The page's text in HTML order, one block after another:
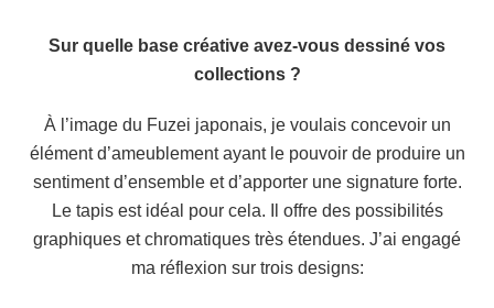
Sur quelle base créative avez-vous dessiné vos
collections ?
À l’image du Fuzei japonais, je voulais concevoir un
élément d’ameublement ayant le pouvoir de produire un
sentiment d’ensemble et d’apporter une signature forte.
Le tapis est idéal pour cela. Il offre des possibilités
graphiques et chromatiques très étendues. J’ai engagé
ma réflexion sur trois designs: